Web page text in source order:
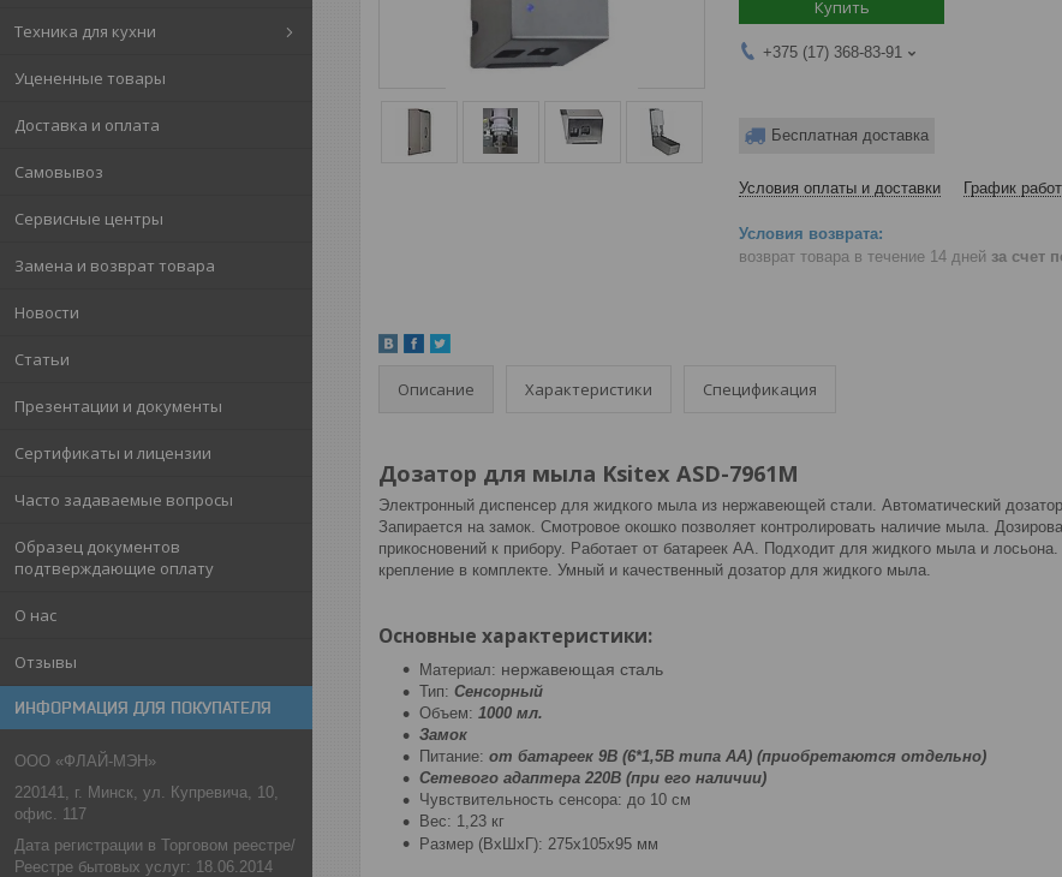
Техника для кухни
Уцененные товары
Доставка и оплата
Самовывоз
Сервисные центры
Замена и возврат товара
Новости
Статьи
Презентации и документы
Сертификаты и лицензии
Часто задаваемые вопросы
Образец документов
подтверждающие оплату
О нас
Отзывы
ИНФОРМАЦИЯ ДЛЯ ПОКУПАТЕЛЯ
ООО «ФЛАЙ-МЭН»
220141, г. Минск, ул. Купревича, 10,
офис. 117
Дата регистрации в Торговом реестре/
Реестре бытовых услуг: 18.06.2014
Купить
+375 (17) 368-83-91
Бесплатная доставка
Условия оплаты и доставки График
возврат товара в течение 14 дней за счет
Описание Характеристики Спецификация
Дозатор для мыла Ksitex ASD-7961М
Электронный диспенсер для жидкого мыла из нержавеющей стали. Автоматический
Запирается на замок. Смотровое окошко позволяет контролировать наличие мыла.
прикосновений к прибору. Работает от батареек AA. Подходит для жидкого мыла и
крепление в комплекте. Умный и качественный дозатор для жидкого мыла.
Основные характеристики:
Материал: нержавеющая сталь
Тип: Сенсорный
Объем: 1000 мл.
Замок
Питание: от батареек 9В (6*1,5В типа АА) (приобретаются отдельно)
Cетевого адаптера 220В (при его наличии)
Чувствительность сенсора: до 10 см
Вес: 1,23 кг
Размер (ВхШхГ): 275х105х95 мм